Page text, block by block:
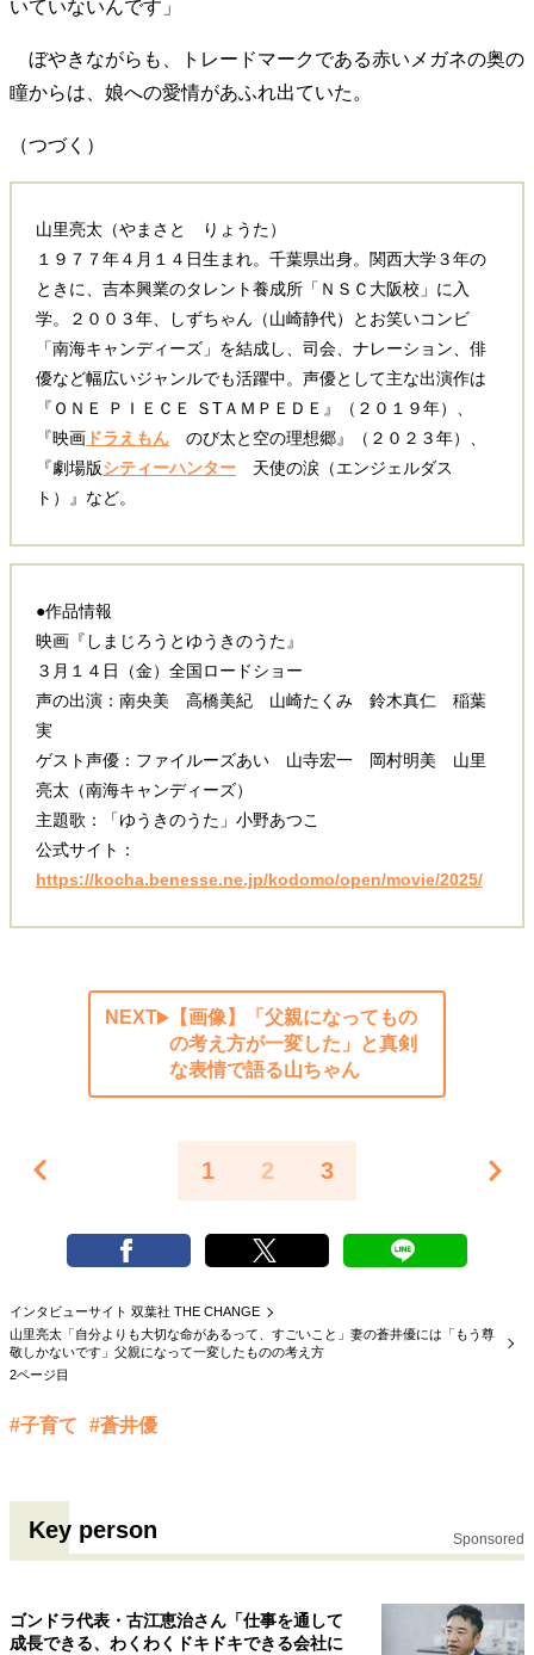
いていないんです」
ぼやきながらも、トレードマークである赤いメガネの奥の
瞳からは、娘への愛情があふれ出ていた。
（つづく）
山里亮太（やまさと りょうた）
１９７７年４月１４日生まれ。千葉県出身。関西大学３年の
ときに、吉本興業のタレント養成所「ＮＳＣ大阪校」に入
学。２００３年、しずちゃん（山崎静代）とお笑いコンビ
「南海キャンディーズ」を結成し、司会、ナレーション、俳
優など幅広いジャンルでも活躍中。声優として主な出演作は
『ＯＮＥ ＰＩＥＣＥ ＳTＡＭＰＥＤＥ』（２０１９年）、
『映画 ドラえもん のび太と空の理想郷』（２０２３年）、
『劇場版シティーハンター 天使の涙（エンジェルダス
ト）』など。
●作品情報
映画『しまじろうとゆうきのうた』
３月１４日（金）全国ロードショー
声の出演：南央美 高橋美紀 山崎たくみ 鈴木真仁 稲葉
実
ゲスト声優：ファイルーズあい 山寺宏一 岡村明美 山里
亮太（南海キャンディーズ）
主題歌：「ゆうきのうた」小野あつこ
公式サイト：
https://kocha.benesse.ne.jp/kodomo/open/movie/2025/
NEXT
【画像】「父親になってもの
の考え方が一変した」と真剣
な表情で語る山ちゃん
1 2 3
インタビューサイト 双葉社 THE CHANGE
山里亮太「自分よりも大切な命があるって、すごいこと」妻の蒼井優には「もう尊
敬しかないです」父親になって一変したものの考え方
2ページ目
#子育て #蒼井優
Key person Sponsored
ゴンドラ代表・古江恵治さん「仕事を通して
成長できる、わくわくドキドキできる会社に